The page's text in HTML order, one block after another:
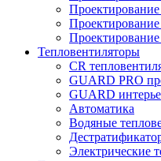
Тепловентиляторы
CR
GUARD PRO
GUARD
Автоматика
Водяные
Электрические